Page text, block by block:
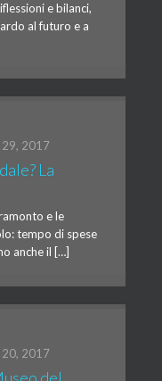
e bilanci,
al futuro e a
2017
La
e le
tempo di spese
anche il […]
2017